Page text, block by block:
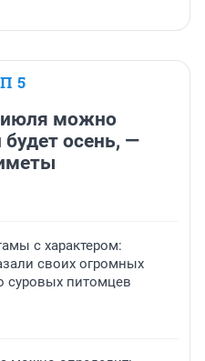
5
июля можно
будет осень, —
с характером:
своих огромных
суровых питомцев